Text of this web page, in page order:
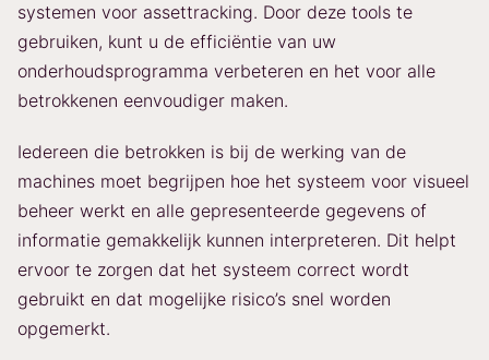
systemen voor assettracking. Door deze tools te
gebruiken, kunt u de efficiëntie van uw
onderhoudsprogramma verbeteren en het voor alle
betrokkenen eenvoudiger maken.
Iedereen die betrokken is bij de werking van de
machines moet begrijpen hoe het systeem voor visueel
beheer werkt en alle gepresenteerde gegevens of
informatie gemakkelijk kunnen interpreteren. Dit helpt
ervoor te zorgen dat het systeem correct wordt
gebruikt en dat mogelijke risico’s snel worden
opgemerkt.